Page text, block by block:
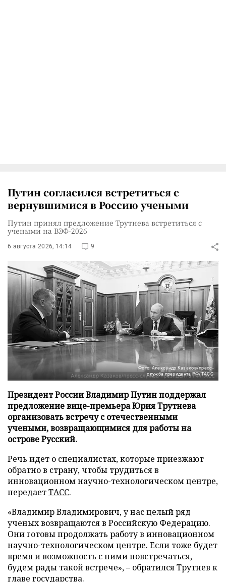
Путин согласился встретиться с
вернувшимися в Россию учеными
Путин принял предложение Трутнева встретиться с
учеными на ВЭФ-2026
6 августа 2026, 14:14 9
Фото: Александр Казаков/пресс-
служба президента РФ/ТАСС
Президент России Владимир Путин поддержал
предложение вице-премьера Юрия Трутнева
организовать встречу с отечественными
учеными, возвращающимися для работы на
острове Русский.
Речь идет о специалистах, которые приезжают
обратно в страну, чтобы трудиться в
инновационном научно-технологическом центре,
передаетТАСС.
«Владимир Владимирович, у нас целый ряд
ученых возвращаются в Российскую Федерацию.
Они готовы продолжать работу в инновационном
научно-технологическом центре. Если тоже будет
время и возможность с ними повстречаться,
будем рады такой встрече», – обратился Трутнев к
главе государства.